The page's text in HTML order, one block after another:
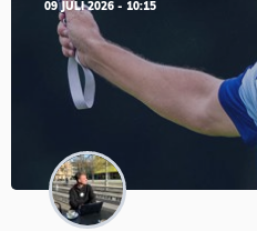
09 JULI 2026 - 10:15